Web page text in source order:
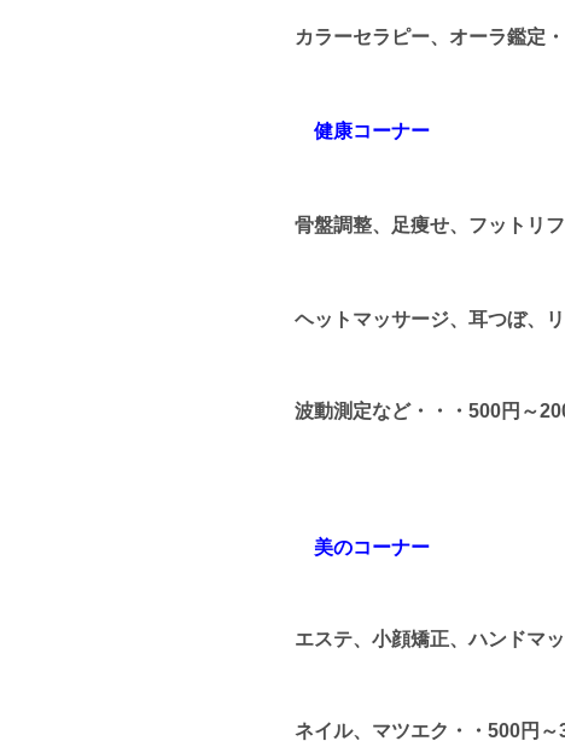
カラーセラピー、オーラ鑑定
健康コーナー
骨盤調整、足痩せ、フットリ
ヘットマッサージ、耳つぼ、
波動測定など・・・500円～
美のコーナー
エステ、小顔矯正、ハンドマ
ネイル、マツエク・・500円～